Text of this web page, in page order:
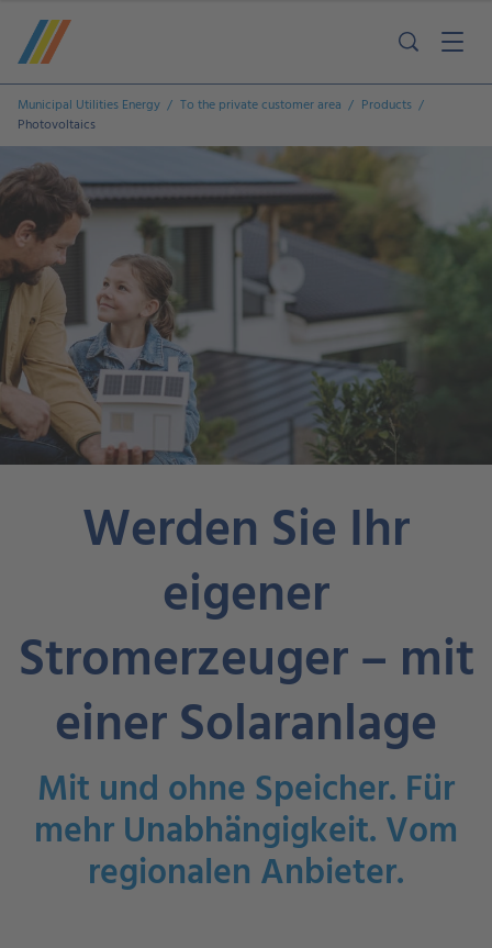
Municipal Utilities Energy To the private customer area
Products
Photovoltaics
Werden Sie Ihr
eigener
Stromerzeuger – mit
einer Solaranlage
Mit und ohne Speicher. Für
mehr Unabhängigkeit. Vom
regionalen Anbieter.